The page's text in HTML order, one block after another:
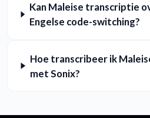
Kan Maleise transcriptie
Engelse code-switching?
Hoe transcribeer ik
met Sonix?